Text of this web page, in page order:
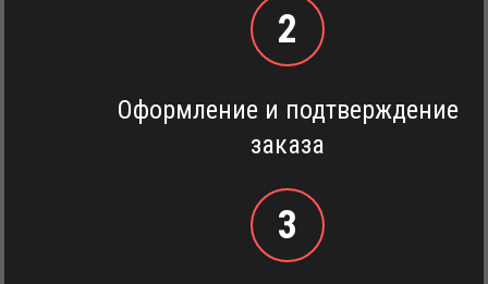
2
Оформление и подтверждение
заказа
3